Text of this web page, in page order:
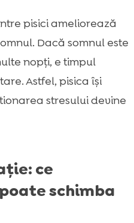
pisici ameliorează
Dacă somnul este
nopți, e timpul
Astfel, pisica își
stresului devine
ce
schimba